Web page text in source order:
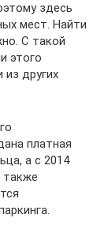
здесь
мест. Найти
С такой
этого
других
платная
а с 2014
также